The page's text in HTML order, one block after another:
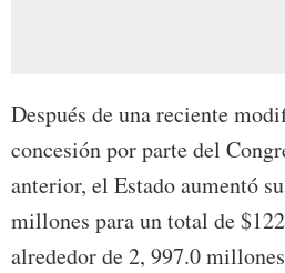
Después de una reciente
concesión por parte del
anterior, el Estado aumentó
millones para un total de
alrededor de 2, 997.0